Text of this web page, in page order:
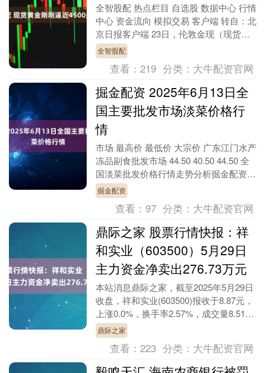
全智股配 热点栏目 自选股 数据中心 行情
中心 资金流向 模拟交易 客户端 转自：北
京日报客户端 23日，伦敦金现（现货黄
金）延续上涨势头，盘中一度逼近
4500....
全智股配
查看：219 分类： 大牛配资官网
掘金配资 2025年6月13日全
国主要批发市场淡菜价格行
情
市场 最高价 最低价 大宗价 广东江门水产
冻品副食批发市场 44.50 40.50 44.50 全
国淡菜批发价格行情走势分析掘金配资
从今日全国淡菜批发市场价格....
掘金配资
查看：97 分类： 大牛配资官网
鼎际之家 股票行情快报：祥
和实业（603500）5月29日
主力资金净卖出276.73万元
本站消息鼎际之家，截至2025年5月29日
收盘，祥和实业(603500)报收于8.87元，
上涨0.0%，换手率2.57%，成交量8.51万
手，成交额7554.6....
鼎际之家
查看：223 分类： 大牛配资官网